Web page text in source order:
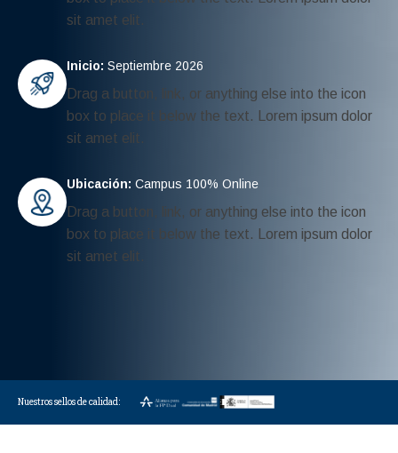
sit amet elit.
Inicio: Septiembre 2026
Drag a button, link, or anything else into the icon
box to place it below the text. Lorem ipsum dolor
sit amet elit.
Ubicación: Campus 100% Online
Drag a button, link, or anything else into the icon
box to place it below the text. Lorem ipsum dolor
sit amet elit.
Nuestros sellos de calidad: